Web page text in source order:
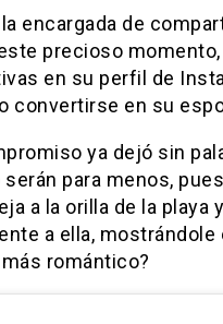
encargada de
precioso
en su perfil de
convertirse en su
ya dejó sin
serán para menos,
a la orilla de la playa
a ella,
romántico?